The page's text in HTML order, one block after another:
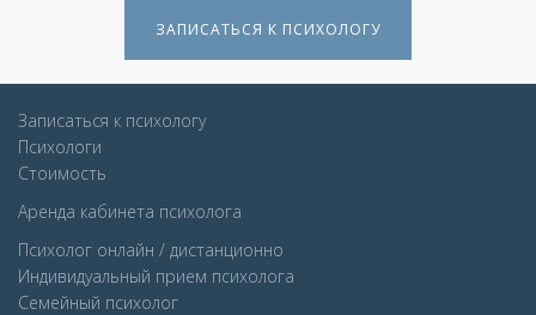
ЗАПИСАТЬСЯ К ПСИХОЛОГУ
Записаться к психологу
Психологи
Стоимость
Аренда кабинета психолога
Психолог онлайн / дистанционно
Индивидуальный прием психолога
Семейный психолог